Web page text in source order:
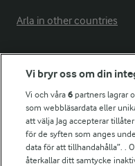
Arla in other countries
Fler Arlasajter
För ägare
Arlas kundportal
Arla.com
Falbygdens Ost
Vi bryr oss om din
Vi och våra6 partners lagrar
som webbläsardata eller
att välja Jag accepterar
för de syften som anges
data för att tillhandahålla”. .
återkallar ditt samtycke